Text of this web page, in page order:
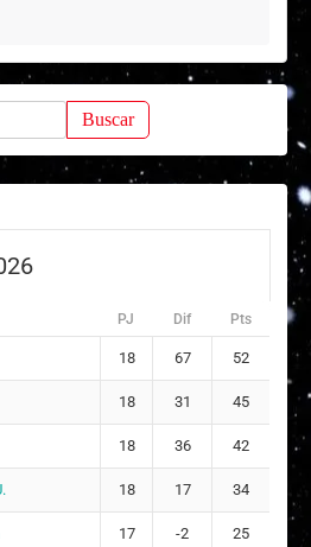
PJ Dif Pts
18 67 52
18 31 45
18 36 42
18 17 34
17 -2 25